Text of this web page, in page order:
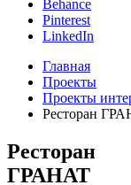
Behance
Pinterest
LinkedIn
Главная
Проекты
Проекты
Ресторан
Ресторан
ГРАНАТ